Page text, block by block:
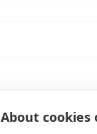
About cookies